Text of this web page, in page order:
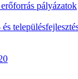
pályázatok
és